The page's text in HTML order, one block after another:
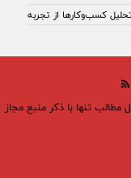
کسب‌وکارها از تجربه
تنها با ذکر منبع مجاز